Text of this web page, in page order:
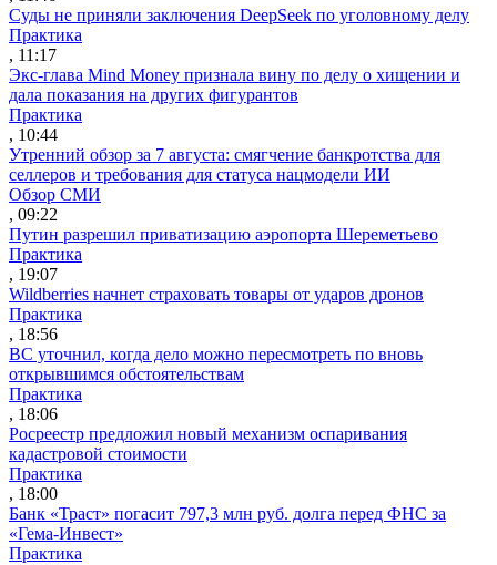
Суды не приняли заключения DeepSeek по уголовному делу
Практика
, 11:17
Экс-глава Mind Money признала вину по делу о хищении и
дала показания на других фигурантов
Практика
, 10:44
Утренний обзор за 7 августа: смягчение банкротства для
селлеров и требования для статуса нацмодели ИИ
Обзор СМИ
, 09:22
Путин разрешил приватизацию аэропорта Шереметьево
Практика
, 19:07
Wildberries начнет страховать товары от ударов дронов
Практика
, 18:56
ВС уточнил, когда дело можно пересмотреть по вновь
открывшимся обстоятельствам
Практика
, 18:06
Росреестр предложил новый механизм оспаривания
кадастровой стоимости
Практика
, 18:00
Банк «Траст» погасит 797,3 млн руб. долга перед ФНС за
«Гема-Инвест»
Практика